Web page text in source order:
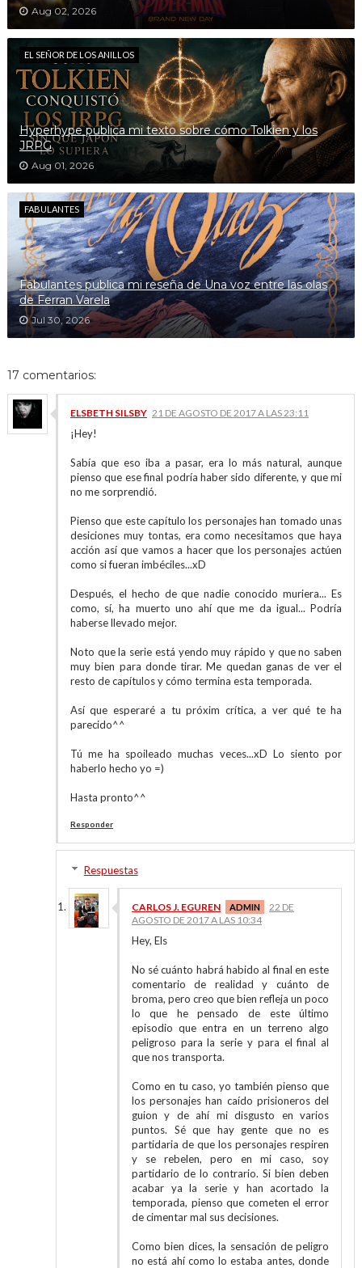
Aug 02, 2026
EL SEÑOR DE LOS ANILLOS
Hyperhype publica mi texto sobre cómo Tolkien y los
JRPG
Aug 01, 2026
FABULANTES
Fabulantes publica mi reseña de Una voz entre las olas
de Ferran Varela
Jul 30, 2026
17 comentarios:
ELSBETH SILSBY 21 DE AGOSTO DE 2017 A LAS 23:11
¡Hey!
Sabía que eso iba a pasar, era lo más natural, aunque
pienso que ese final podría haber sido diferente, y que mi
no me sorprendió.
Pienso que este capítulo los personajes han tomado unas
desiciones muy tontas, era como necesitamos que haya
acción así que vamos a hacer que los personajes actúen
como si fueran imbéciles...xD
Después, el hecho de que nadie conocido muriera... Es
como, sí, ha muerto uno ahí que me da igual... Podría
haberse llevado mejor.
Noto que la serie está yendo muy rápido y que no saben
muy bien para donde tirar. Me quedan ganas de ver el
resto de capítulos y cómo termina esta temporada.
Así que esperaré a tu próxim crítica, a ver qué te ha
parecido^^
Tú me ha spoileado muchas veces...xD Lo siento por
haberlo hecho yo =)
Hasta pronto^^
Responder
Respuestas
CARLOS J. EGUREN
22 DE
AGOSTO DE 2017 A LAS 10:34
Hey, Els
No sé cuánto habrá habido al final en este
comentario de realidad y cuánto de
broma, pero creo que bien refleja un poco
lo que he pensado de este último
episodio que entra en un terreno algo
peligroso para la serie y para el final al
que nos transporta.
Como en tu caso, yo también pienso que
los personajes han caído prisioneros del
guion y de ahí mi disgusto en varios
puntos. Sé que hay gente que no es
partidaria de que los personajes respiren
y se rebelen, pero en mi caso, soy
partidario de lo contrario. Si bien deben
acabar ya la serie y han acortado la
temporada, pienso que cometen el error
de cimentar mal sus decisiones.
Como bien dices, la sensación de peligro
no está ahí como lo estaba antes, donde